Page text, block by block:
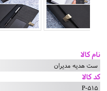
نام کالا
ست هدیه مدیران
کد کالا
P-515